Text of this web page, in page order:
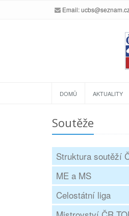
Email:
DOMŮ AKTUALITY
Soutěže
Struktura soutěží
ME a MS
Celostátní liga